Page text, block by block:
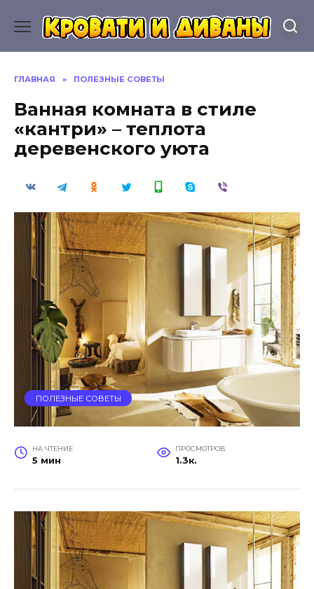
содержанию
ГЛАВНАЯ » ПОЛЕЗНЫЕ СОВЕТЫ
Ванная комната в стиле
«кантри» – теплота
деревенского уюта
ПОЛЕЗНЫЕ СОВЕТЫ
НА ЧТЕНИЕ
5 мин
ПРОСМОТРОВ
1.3к.